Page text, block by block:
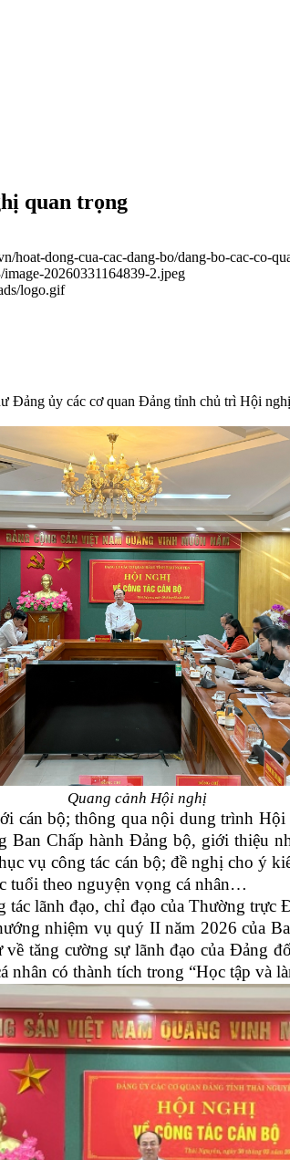
quan trọng
hoat-dong-cua-cac-dang-bo/dang-bo-cac-co-
20260331164839-2.jpeg
logo.gif
ủy các cơ quan Đảng tỉnh chủ trì Hội
Quang cảnh Hội nghị
cán bộ; thông qua nội dung trình
Chấp hành Đảng bộ, giới thiệu
vụ công tác cán bộ; đề nghị cho ý
tuổi theo nguyện vọng cá nhân…
lãnh đạo, chỉ đạo của Thường
nhiệm vụ quý II năm 2026 của
tăng cường sự lãnh đạo của Đảng
có thành tích trong “Học tập và